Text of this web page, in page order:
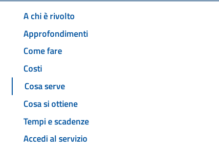
A chi è rivolto
Approfondimenti
Come fare
Costi
Cosa serve
Cosa si ottiene
Tempi e scadenze
Accedi al servizio